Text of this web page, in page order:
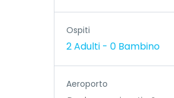
Ospiti
2 Adulti - 0 Bambino
Aeroporto